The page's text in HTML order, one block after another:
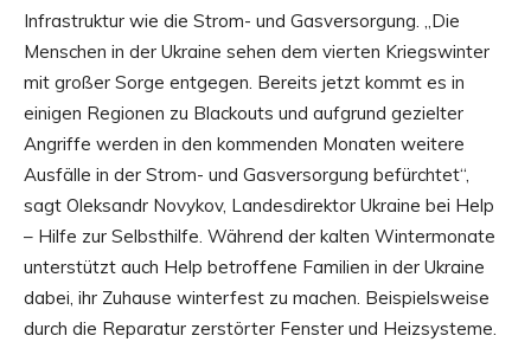
Infrastruktur wie die Strom- und Gasversorgung. „Die
Menschen in der Ukraine sehen dem vierten Kriegswinter
mit großer Sorge entgegen. Bereits jetzt kommt es in
einigen Regionen zu Blackouts und aufgrund gezielter
Angriffe werden in den kommenden Monaten weitere
Ausfälle in der Strom- und Gasversorgung befürchtet“,
sagt Oleksandr Novykov, Landesdirektor Ukraine bei Help
– Hilfe zur Selbsthilfe. Während der kalten Wintermonate
unterstützt auch Help betroffene Familien in der Ukraine
dabei, ihr Zuhause winterfest zu machen. Beispielsweise
durch die Reparatur zerstörter Fenster und Heizsysteme.